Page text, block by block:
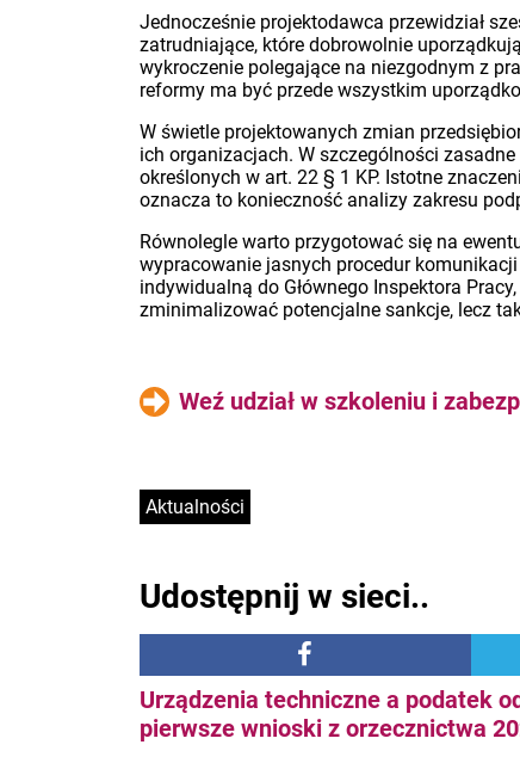
Jednocześnie projektodawca przewidział
zatrudniające, które dobrowolnie
wykroczenie polegające na niezgodnym z
reformy ma być przede wszystkim
W świetle projektowanych zmian
ich organizacjach. W szczególności
określonych w art. 22 § 1 KP. Istotne
oznacza to konieczność analizy zakresu
Równolegle warto przygotować się na
wypracowanie jasnych procedur
indywidualną do Głównego Inspektora
zminimalizować potencjalne sankcje, lecz
Weź udział w szkoleniu i
Aktualności
Udostępnij w sieci..
Urządzenia techniczne a podatek
pierwsze wnioski z orzecznictwa